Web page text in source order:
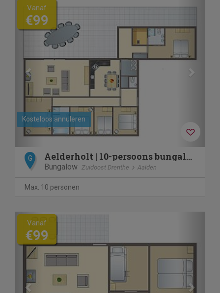
Previous
Kosteloos annuleren
Vanaf
€99
G Aelderholt | 10-persoons bungalow | 10EL
Bungalow Zuidoost Drenthe Aalden
Max. 10 personen
Previous
Vanaf
€99